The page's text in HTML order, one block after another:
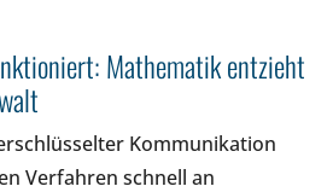
Mathematik entzieht
Kommunikation
Verfahren schnell an